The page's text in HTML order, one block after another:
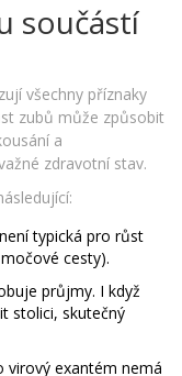
součástí
všechny příznaky
zubů může způsobit
a
zdravotní stav.
typická pro růst
cesty).
průjmy. I když
stolici, skutečný
virový exantém nemá